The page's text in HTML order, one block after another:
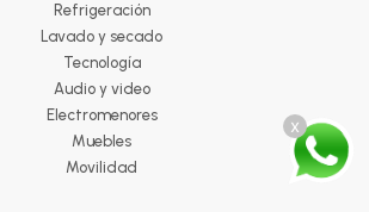
x
Refrigeración
Lavado y secado
Tecnología
Audio y video
Electromenores
Muebles
Movilidad